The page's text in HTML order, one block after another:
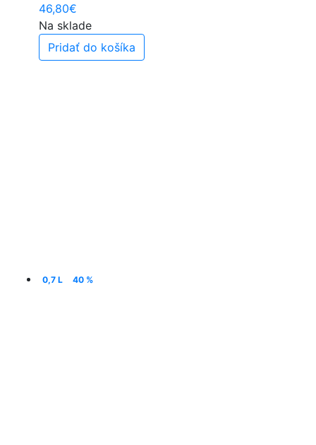
46,80€
Na sklade
Pridať do košíka
0,7 L 40 %